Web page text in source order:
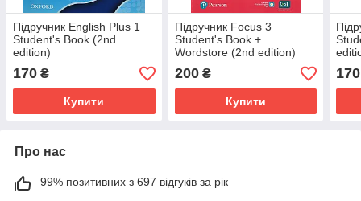
Підручник English Plus 1
Student's Book (2nd
edition)
170 ₴
Купити
Підручник Focus 3
Student's Book +
Wordstore (2nd edition)
200₴
Купити
170
Про нас
99% позитивних з 697 відгуків за рік